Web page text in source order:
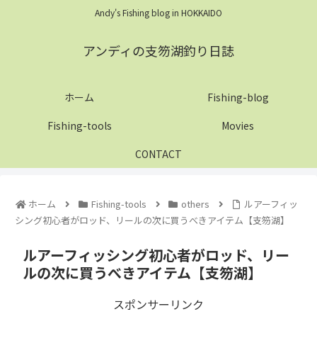
Andy's Fishing blog in HOKKAIDO
アンディの支笏湖釣り日誌
ホーム
Fishing-blog
Fishing-tools
Movies
CONTACT
ホーム Fishing-tools others
ルアーフィッ
シング初心者がロッド、リールの次に買うべきアイテム【支笏湖】
ルアーフィッシング初心者がロッド、リー
ルの次に買うべきアイテム【支笏湖】
スポンサーリンク